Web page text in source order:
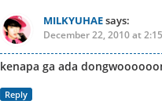
MILKYUHAEsays:
December 22, 2010 at
kenapa ga ada
Reply